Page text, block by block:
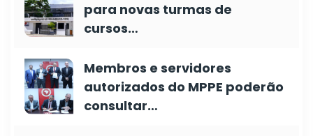
para novas turmas de
cursos…
Membros e servidores
autorizados do MPPE poderão
consultar…